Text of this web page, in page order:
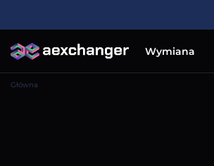
Wymiana
Główna